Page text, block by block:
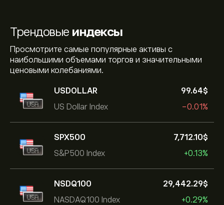
Трендовые индексы
Просмотрите самые популярные активы с
наибольшими объемами торгов и значительными
ценовыми колебаниями.
USDOLLAR
US Dollar Index
99.64‎$‎
-0.01%
SPX500
S&P500 Index
7,712.10‎$‎
+0.13%
NSDQ100
NASDAQ100 Index
29,442.29‎$‎
+0.29%